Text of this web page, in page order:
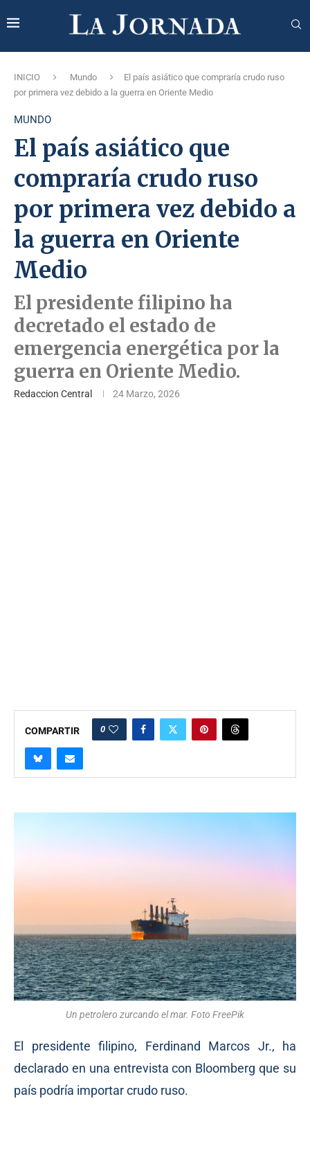
INICIO Mundo
El país asiático que compraría crudo ruso
por primera vez debido a la guerra en Oriente Medio
MUNDO
El país asiático que
compraría crudo ruso
por primera vez debido a
la guerra en Oriente
Medio
El presidente filipino ha
decretado el estado de
emergencia energética por la
guerra en Oriente Medio.
Redaccion Central 24 Marzo, 2026
COMPARTIR 0
Un petrolero zurcando el mar. Foto FreePik
El presidente filipino, Ferdinand Marcos Jr., ha
declarado en una entrevista con Bloomberg que su
país podría importar crudo ruso.